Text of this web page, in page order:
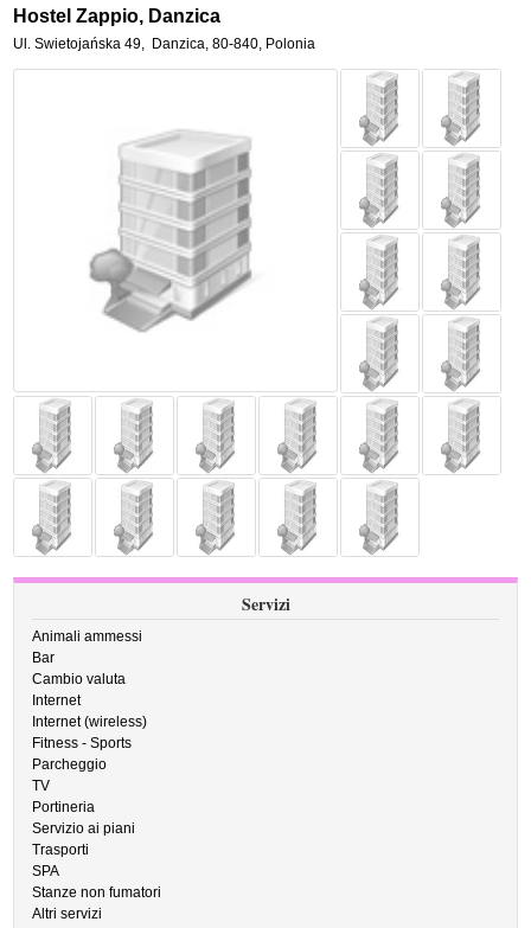
Hostel Zappio, Danzica
Ul. Swietojańska 49, Danzica,80-840, Polonia
Servizi
Animali ammessi
Bar
Cambio valuta
Internet
Internet (wireless)
Fitness - Sports
Parcheggio
TV
Portineria
Servizio ai piani
Trasporti
SPA
Stanze non fumatori
Altri servizi